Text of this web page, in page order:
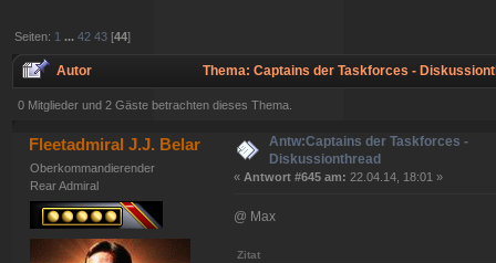
Seiten: 1 ...42 43 [44]
Autor Thema: Captains der Taskforces -
0 Mitglieder und 2 Gäste betrachten dieses Thema.
Fleetadmiral J.J. Belar
Oberkommandierender
Rear Admiral
Antw:Captains der Taskforces -
Diskussionthread
« Antwort #645 am: 22.04.14, 18:01 »
@ Max
Zitat